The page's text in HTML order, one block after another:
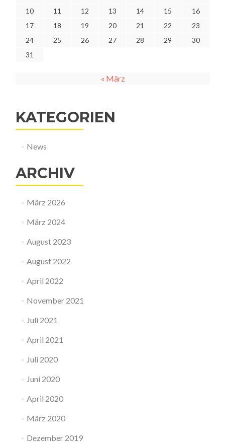
10
11 12 13 14 15
16
17
18 19 20 21 22
23
24
25 26 27 28 29
30
31
« März
KATEGORIEN
News
ARCHIV
März 2026
März 2024
August 2023
August 2022
April 2022
November 2021
Juli 2021
April 2021
Juli 2020
Juni 2020
April 2020
März 2020
Dezember 2019